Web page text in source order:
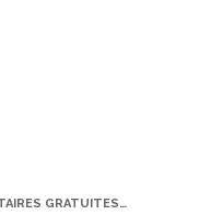
GRATUITES…